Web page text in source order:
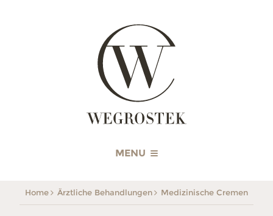
WEGROSTEK
MENU
Home Ärztliche Behandlungen Medizinische Cremen